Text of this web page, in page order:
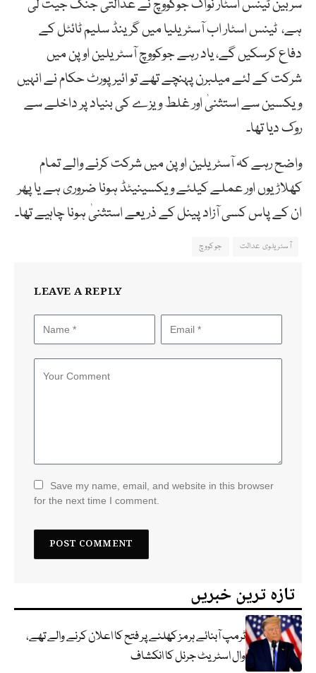
سربینٹینساسٹارنواکجوکووچنےعدالتیجنگجیتلی
ہے، ٹینساسٹارابآسٹریلیامیںگرینڈسلیمٹائٹلکے
دفاعکرسکیںگے،یاد رہےجوکووچآسٹریلیناوپنمیں
شرکتکےلئےمیلبرنپہنچےتھےتوائیرپورٹحکامنےانہیں
ویکسینسےاستثنیٰاورغلطویزےکیبنیادپرداخلےسے
روکدیاتھا۔
واضح رہے کہ آسٹریلین اوپن میں شرکت کرنے والے تمام
کھلاڑیوں اور عملے کیلئے ویکسینیٹڈ ہونا ضروری ہے یا پھر
ان کے پاس کسی آزاد پینل کے ذریعے استثنیٰ ہونا چاہیے تھا۔
آسٹریلوی عدالت جوکووچ
LEAVE A REPLY
Save my name, email, and website in this browser
for the next time I comment.
تازہ ترین خبریں
ٹرمپ آبنائے ہرمز کھلنے پر فتح کا اعلان کرنے والے تھے،
وال اسٹریٹ جرنل کا انکشاف